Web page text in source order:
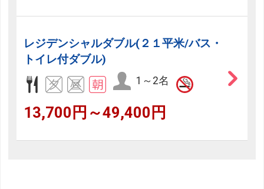
レジデンシャルダブル(２１平米/バス・
トイレ付ダブル)
1～2名
13,700円～49,400円